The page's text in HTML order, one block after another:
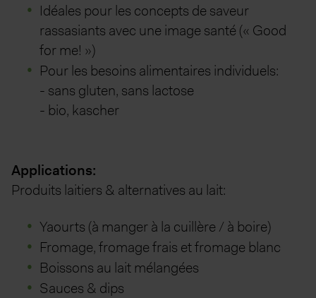
Idéales pour les concepts de saveur
rassasiants avec une image santé (« Good
for me! »)
Pour les besoins alimentaires individuels:
- sans gluten, sans lactose
- bio, kascher
Applications:
Produits laitiers & alternatives au lait:
Yaourts (à manger à la cuillère / à boire)
Fromage, fromage frais et fromage blanc
Boissons au lait mélangées
Sauces & dips